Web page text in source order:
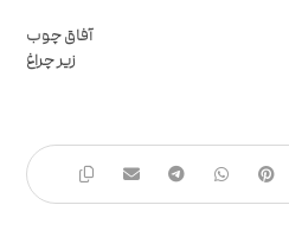
آفاق چوب
زیر چراغ